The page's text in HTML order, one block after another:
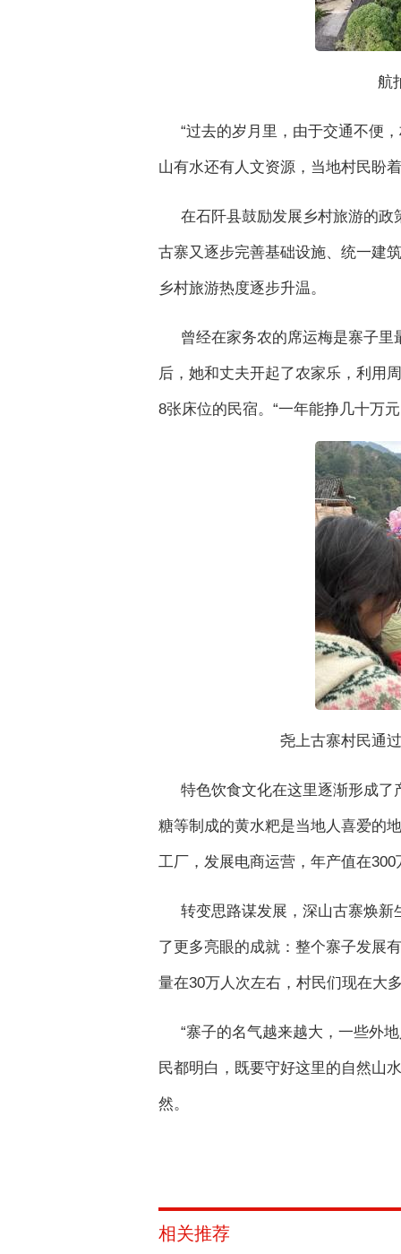
航
“过去的岁月里，由于交通不便
山有水还有人文资源，当地村民盼
在石阡县鼓励发展乡村旅游的
古寨又逐步完善基础设施、统一建
乡村旅游热度逐步升温。
曾经在家务农的席运梅是寨子里
后，她和丈夫开起了农家乐，利用
8张床位的民宿。“一年能挣几十万
尧上古寨村民通
特色饮食文化在这里逐渐形成
糖等制成的黄水粑是当地人喜爱的
工厂，发展电商运营，年产值在
转变思路谋发展，深山古寨焕
了更多亮眼的成就：整个寨子发展
量在30万人次左右，村民们现在大
“寨子的名气越来越大，一些外
民都明白，既要守好这里的自然山
然。
相关推荐